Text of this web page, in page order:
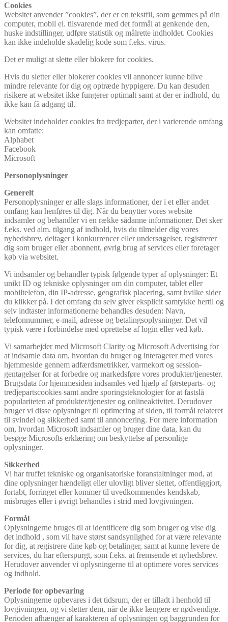
Cookies
Websitet anvender ”cookies”, der er en tekstfil, som gemmes på din
computer, mobil el. tilsvarende med det formål at genkende den,
huske indstillinger, udføre statistik og målrette indholdet. Cookies
kan ikke indeholde skadelig kode som f.eks. virus.
Det er muligt at slette eller blokere for cookies.
Hvis du sletter eller blokerer cookies vil annoncer kunne blive
mindre relevante for dig og optræde hyppigere. Du kan desuden
risikere at websitet ikke fungerer optimalt samt at der er indhold, du
ikke kan få adgang til.
Websitet indeholder cookies fra tredjeparter, der i varierende omfang
kan omfatte:
Alphabet
Facebook
Microsoft
Personoplysninger
Generelt
Personoplysninger er alle slags informationer, der i et eller andet
omfang kan henføres til dig. Når du benytter vores website
indsamler og behandler vi en række sådanne informationer. Det sker
f.eks. ved alm. tilgang af indhold, hvis du tilmelder dig vores
nyhedsbrev, deltager i konkurrencer eller undersøgelser, registrerer
dig som bruger eller abonnent, øvrig brug af services eller foretager
køb via websitet.
Vi indsamler og behandler typisk følgende typer af oplysninger: Et
unikt ID og tekniske oplysninger om din computer, tablet eller
mobiltelefon, din IP-adresse, geografisk placering, samt hvilke sider
du klikker på. I det omfang du selv giver eksplicit samtykke hertil og
selv indtaster informationerne behandles desuden: Navn,
telefonnummer, e-mail, adresse og betalingsoplysninger. Det vil
typisk være i forbindelse med oprettelse af login eller ved køb.
Vi samarbejder med Microsoft Clarity og Microsoft Advertising for
at indsamle data om, hvordan du bruger og interagerer med vores
hjemmeside gennem adfærdsmetrikker, varmekort og session-
gentagelser for at forbedre og markedsføre vores produkter/tjenester.
Brugsdata for hjemmesiden indsamles ved hjælp af førsteparts- og
tredjepartscookies samt andre sporingsteknologier for at fastslå
populariteten af produkter/tjenester og onlineaktivitet. Derudover
bruger vi disse oplysninger til optimering af siden, til formål relateret
til svindel og sikkerhed samt til annoncering. For mere information
om, hvordan Microsoft indsamler og bruger dine data, kan du
besøge Microsofts erklæring om beskyttelse af personlige
oplysninger.
Sikkerhed
Vi har truffet tekniske og organisatoriske foranstaltninger mod, at
dine oplysninger hændeligt eller ulovligt bliver slettet, offentliggjort,
fortabt, forringet eller kommer til uvedkommendes kendskab,
misbruges eller i øvrigt behandles i strid med lovgivningen.
Formål
Oplysningerne bruges til at identificere dig som bruger og vise dig
det indhold , som vil have størst sandsynlighed for at være relevante
for dig, at registrere dine køb og betalinger, samt at kunne levere de
services, du har efterspurgt, som f.eks. at fremsende et nyhedsbrev.
Herudover anvender vi oplysningerne til at optimere vores services
og indhold.
Periode for opbevaring
Oplysningerne opbevares i det tidsrum, der er tilladt i henhold til
lovgivningen, og vi sletter dem, når de ikke længere er nødvendige.
Perioden afhænger af karakteren af oplysningen og baggrunden for